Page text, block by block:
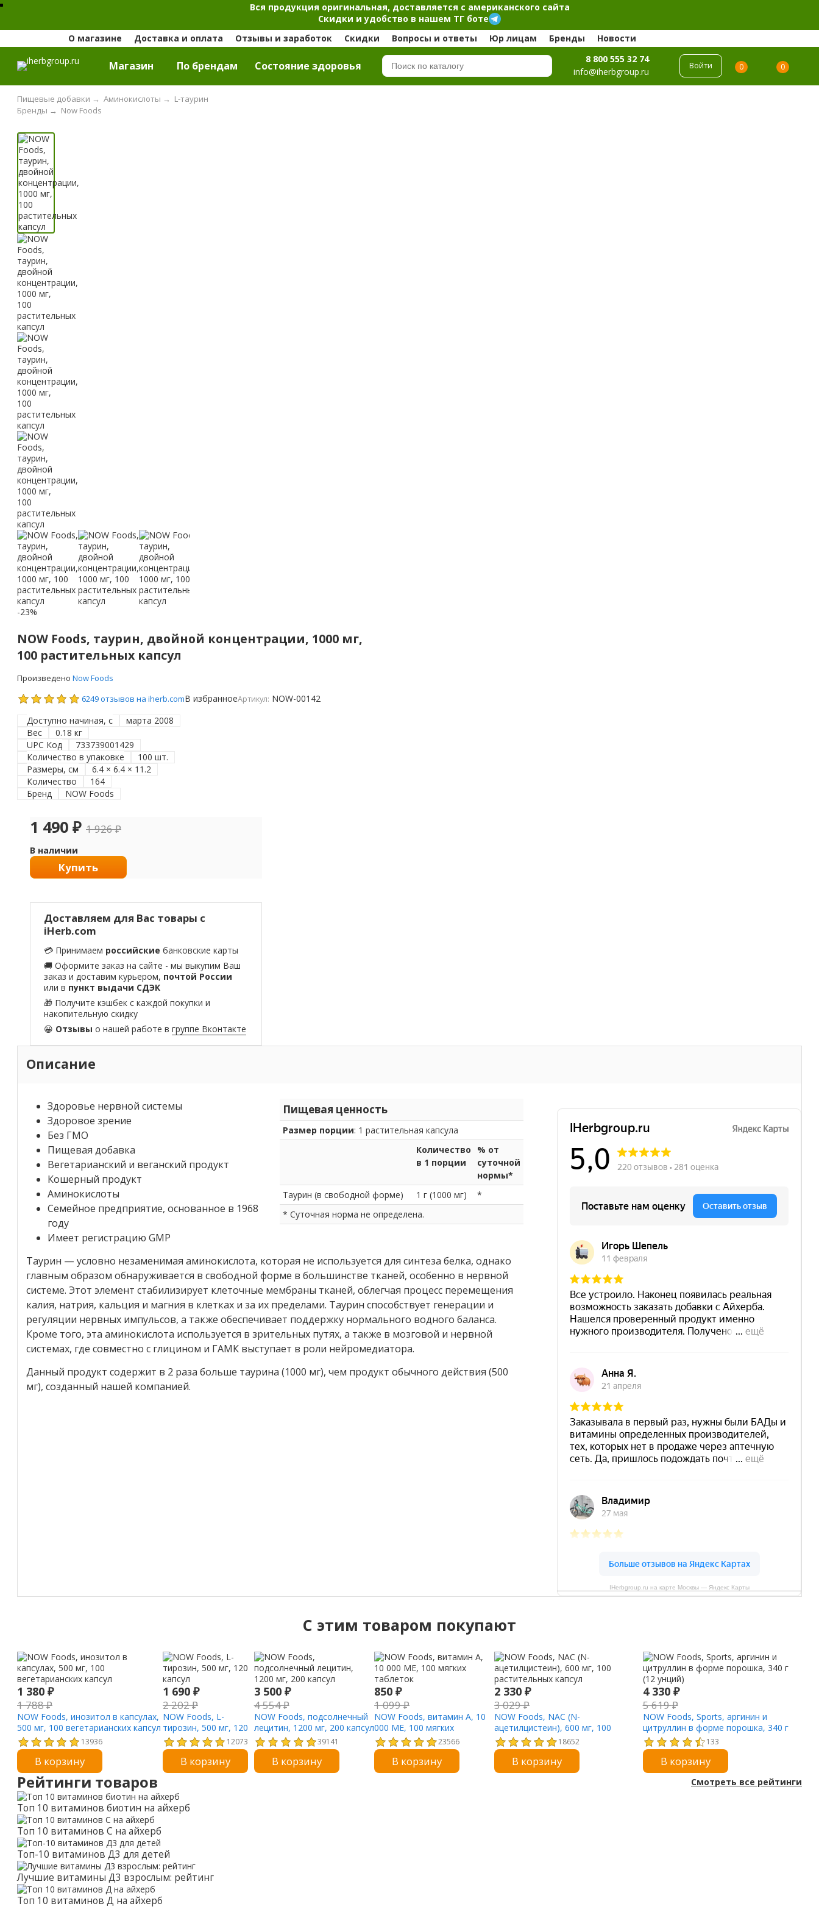
Вся продукция оригинальная, доставляется с американского сайта
Скидки и удобство в нашем ТГ боте
О магазине
Доставка и оплата Отзывы и заработок Скидки Вопросы и ответы Юр лицам Бренды Новости
Магазин По брендам Cостояние здоровья
8 800 555 32 74
info@iherbgroup.ru
Войти 0 0
Пищевые добавки → Аминокислоты → L-таурин
Now Foods
Бренды →
-23%
NOW Foods, таурин, двойной концентрации, 1000 мг,
100 растительных капсул
Произведено Now Foods
6249 отзывов на iherb.comВ избранноеАртикул: NOW-00142
Доступно начиная, с
марта 2008
Вес
0.18 кг
UPC Код
733739001429
Количество в упаковке
100 шт.
Размеры, см
6.4 × 6.4 × 11.2
Количество
164
Бренд
NOW Foods
1 490 ₽ 1 926₽
В наличии
Купить
Доставляем для Вас товары с
iHerb.com
💳 Принимаем российские банковские карты
🚚 Оформите заказ на сайте - мы выкупим Ваш
заказ и доставим курьером, почтой России
или в пункт выдачи СДЭК
🎁 Получите кэшбек с каждой покупки и
накопительную скидку
😀 Отзывы о нашей работе вгруппе Вконтакте
Описание
Пищевая ценность
Размер порции: 1 растительная капсула
Количество
в 1 порции
% от
суточной
нормы*
Таурин (в свободной форме)
1 г (1000 мг)
*
* Суточная норма не определена.
Здоровье нервной системы
Здоровое зрение
Без ГМО
Пищевая добавка
Вегетарианский и веганский продукт
Кошерный продукт
Аминокислоты
Семейное предприятие, основанное в 1968
году
Имеет регистрацию GMP
Таурин — условно незаменимая аминокислота, которая не используется для синтеза белка, однако
главным образом обнаруживается в свободной форме в большинстве тканей, особенно в нервной
системе. Этот элемент стабилизирует клеточные мембраны тканей, облегчая процесс перемещения
калия, натрия, кальция и магния в клетках и за их пределами. Таурин способствует генерации и
регуляции нервных импульсов, а также обеспечивает поддержку нормального водного баланса.
Кроме того, эта аминокислота используется в зрительных путях, а также в мозговой и нервной
системах, где совместно с глицином и ГАМК выступает в роли нейромедиатора.
Данный продукт содержит в 2 раза больше таурина (1000 мг), чем продукт обычного действия (500
мг), созданный нашей компанией.
IHerbgroup.ru на карте Москвы — Яндекс Карты
C этим товаром покупают
1 380 ₽
1 788₽
NOW Foods, инозитол в капсулах,
500 мг, 100 вегетарианских капсул
13936
В корзину
1 690₽
2 202₽
NOW Foods, L-
тирозин, 500 мг, 120
капсул
12073
В корзину
3 500 ₽
4 554₽
NOW Foods, подсолнечный
лецитин, 1200 мг, 200 капсул
39141
В корзину
850₽
1 099₽
NOW Foods, витамин A, 10
000 МЕ, 100 мягких
таблеток
23566
В корзину
2 330₽
3 029₽
NOW Foods, NAC (N-
ацетилцистеин), 600 мг, 100
растительных капсул
18652
В корзину
4 330 ₽
5 619₽
NOW Foods, Sports, аргинин и
цитруллин в форме порошка, 340 г
(12 унций)
133
В корзину
Рейтинги товаров Смотреть все рейтинги
Топ 10 витаминов биотин на айхерб
Топ 10 витаминов С на айхерб
Топ-10 витаминов Д3 для детей
Лучшие витамины Д3 взрослым: рейтинг
Топ 10 витаминов Д на айхерб